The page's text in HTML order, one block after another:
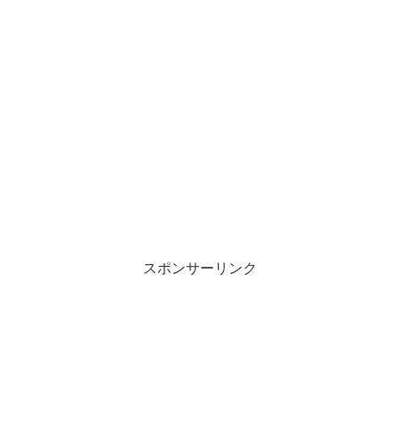
スポンサーリンク